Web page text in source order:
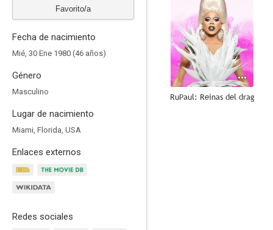
Favorito/a
Fecha de nacimiento
Mié, 30 Ene 1980 (46 años)
Género
Masculino
Lugar de nacimiento
Miami, Florida, USA
Enlaces externos
Redes sociales
RuPaul: Reinas del drag